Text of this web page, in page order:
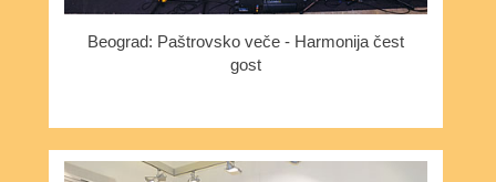
Beograd: Paštrovsko veče - Harmonija čest
gost